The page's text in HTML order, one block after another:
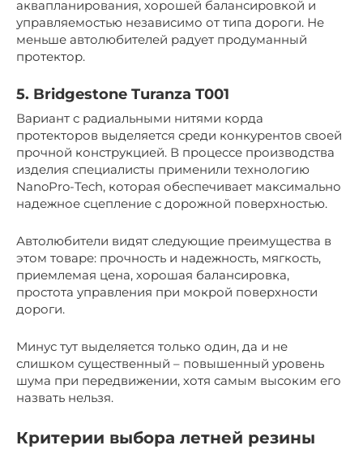
аквапланирования, хорошей балансировкой и
управляемостью независимо от типа дороги. Не
меньше автолюбителей радует продуманный
протектор.
5. Bridgestone Turanza T001
Вариант с радиальными нитями корда
протекторов выделяется среди конкурентов своей
прочной конструкцией. В процессе производства
изделия специалисты применили технологию
NanoPro-Tech, которая обеспечивает максимально
надежное сцепление с дорожной поверхностью.
Автолюбители видят следующие преимущества в
этом товаре: прочность и надежность, мягкость,
приемлемая цена, хорошая балансировка,
простота управления при мокрой поверхности
дороги.
Минус тут выделяется только один, да и не
слишком существенный – повышенный уровень
шума при передвижении, хотя самым высоким его
назвать нельзя.
Критерии выбора летней резины